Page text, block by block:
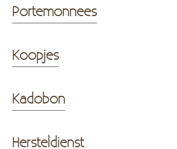
Portemonnees
Koopjes
Kadobon
Hersteldienst